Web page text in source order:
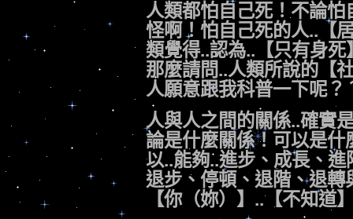
人類都怕自己死！不論
怪啊！怕自己死的人..【
類覺得..認為..【只有身
那麼請問..人類所說的【
人願意跟我科普一下呢？
人與人之間的關係..確實
論是什麼關係！可以是
以..能夠..進步、成長、
退步、停頓、退階、退轉
【你（妳）】..【不知道